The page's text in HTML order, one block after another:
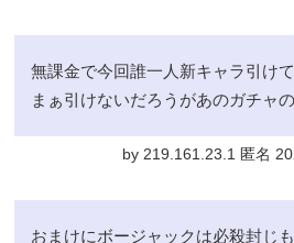
無課金で今回誰一人新キャラ引け
まぁ引けないだろうがあのガチャ
by 219.161.23.1 匿名
おまけにボージャックは必殺封じ